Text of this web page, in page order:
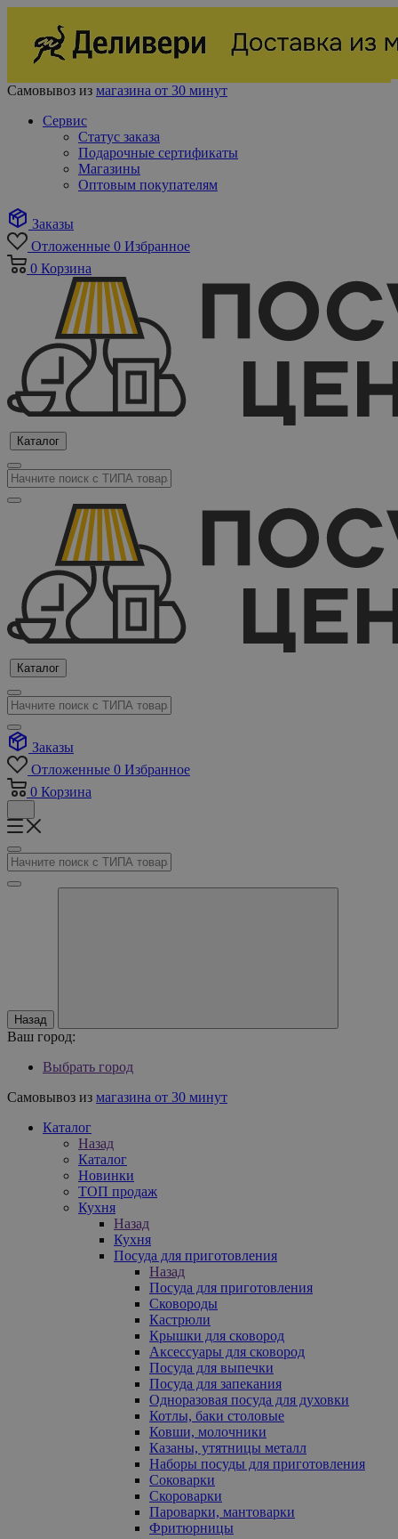
Самовывоз из магазина от 30 минут
Сервис
Статус заказа
Подарочные сертификаты
Магазины
Оптовым покупателям
Заказы
Отложенные 0 Избранное
0 Корзина
Каталог
Каталог
Заказы
Отложенные 0 Избранное
0 Корзина
Назад
Ваш город:
Выбрать город
Самовывоз из магазина от 30 минут
Каталог
Назад
Каталог
Новинки
ТОП продаж
Кухня
Назад
Кухня
Посуда для приготовления
Назад
Посуда для приготовления
Сковороды
Кастрюли
Крышки для сковород
Аксессуары для сковород
Посуда для выпечки
Посуда для запекания
Одноразовая посуда для духовки
Котлы, баки столовые
Ковши, молочники
Казаны, утятницы металл
Наборы посуды для приготовления
Соковарки
Скороварки
Пароварки, мантоварки
Фритюрницы